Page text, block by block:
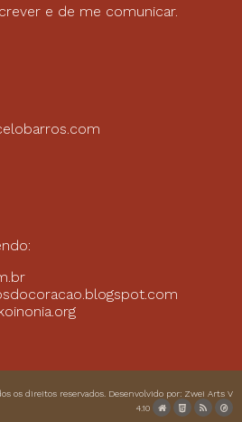
e de me comunicar.
os direitos reservados. Desenvolvido por: Zwei Arts V
4.10